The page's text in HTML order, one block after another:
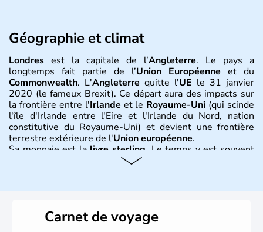
Géographie et climat
Londres est la capitale de l’Angleterre. Le pays a
longtemps fait partie de l’Union Européenne et du
Commonwealth. L'Angleterre quitte l'UE le 31 janvier
2020 (le fameux Brexit). Ce départ aura des impacts sur
la frontière entre l'Irlande et le Royaume-Uni (qui scinde
l'île d'Irlande entre l'Eire et l'Irlande du Nord, nation
constitutive du Royaume-Uni) et devient une frontière
terrestre extérieure de l'Union européenne.
Sa monnaie est lalivre sterling . Le temps y est souvent
instable avec de nombreuses précipitations : il s’agit d’un
Histoire et administration
Carnet de voyage